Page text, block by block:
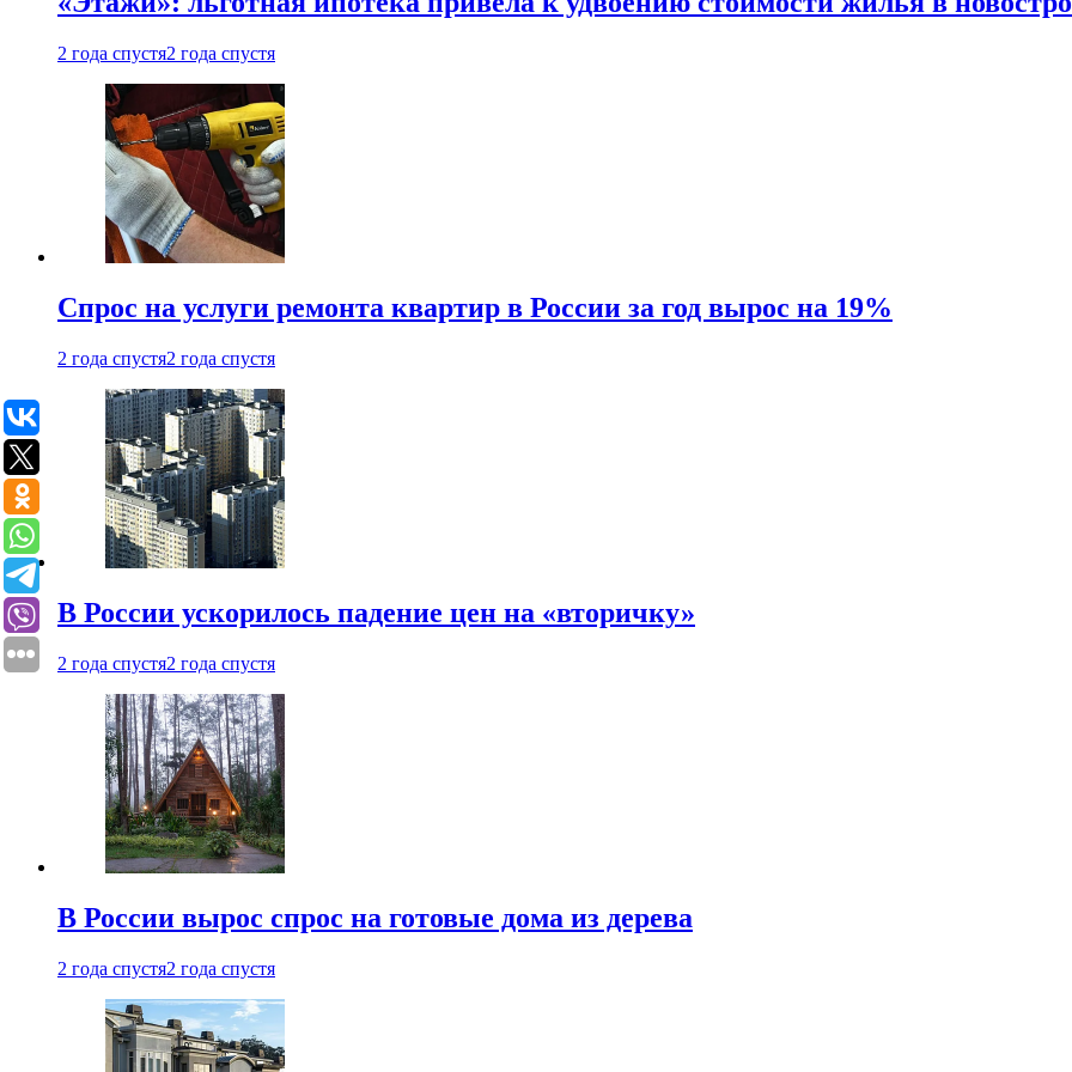
2 года спустя2 года спустя
Спрос на услуги ремонта квартир в России за год вырос на 19%
2 года спустя2 года спустя
В России ускорилось падение цен на «вторичку»
2 года спустя2 года спустя
В России вырос спрос на готовые дома из дерева
2 года спустя2 года спустя